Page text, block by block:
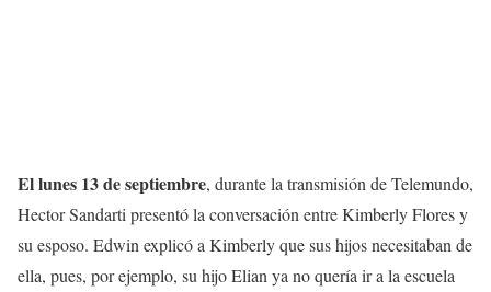
El lunes 13 de septiembre, durante la transmisión de Telemundo,
Hector Sandarti presentó la conversación entre Kimberly Flores y
su esposo. Edwin explicó a Kimberly que sus hijos necesitaban de
ella, pues, por ejemplo, su hijo Elian ya no quería ir a la escuela